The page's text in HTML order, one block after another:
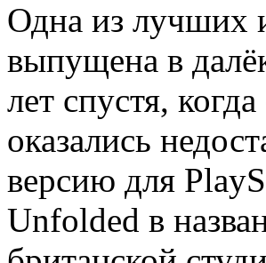
Одна из лучших
выпущена в
лет спустя,
оказались
версию для
Unfolded в